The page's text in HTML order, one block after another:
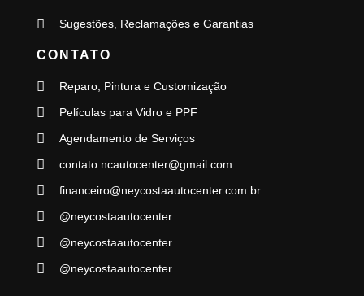
Sugestões, Reclamações e Garantias
CONTATO
Reparo, Pintura e Customização
Películas para Vidro e PPF
Agendamento de Serviços
contato.ncautocenter@gmail.com
financeiro@neycostaautocenter.com.br
@neycostaautocenter
@neycostaautocenter
@neycostaautocenter